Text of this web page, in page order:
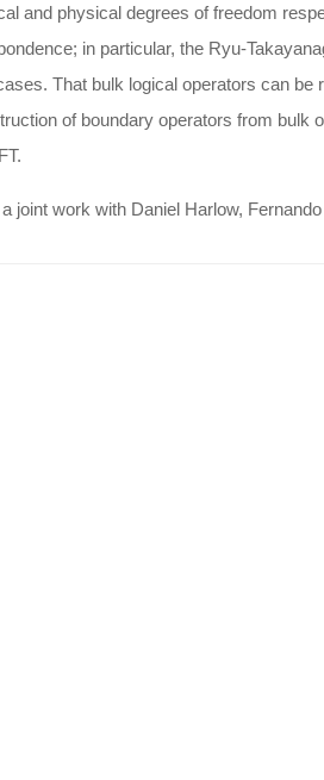
and physical degrees of freedom
in particular, the Ryu-
That bulk logical operators can
of boundary operators from bulk
joint work with Daniel Harlow,